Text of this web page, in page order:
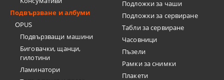
Подвързване и албуми
OPUS
Подвързващи машини
Биговачки, щанци,
гилотини
Ламинатори
Подложки за чаши
Подложки за сервиране
Табли за сервиране
Часовници
Пъзели
Рамки за снимки
Плакети